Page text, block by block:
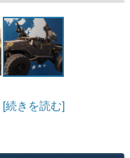
[続きを読む]